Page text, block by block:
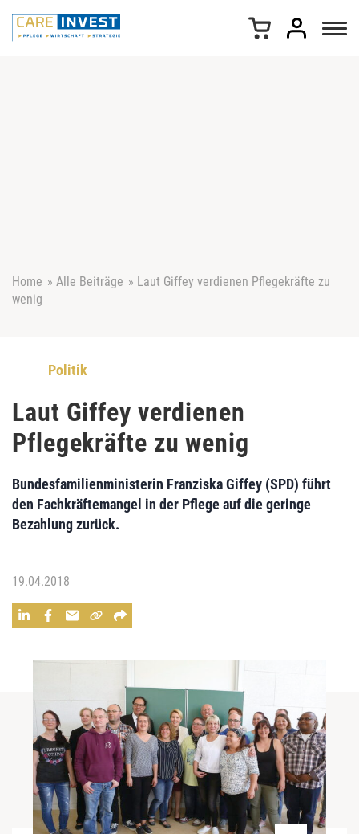
Home » Alle Beiträge » Laut Giffey verdienen Pflegekräfte zu
wenig
Politik
Laut Giffey verdienen
Pflegekräfte zu wenig
Bundesfamilienministerin Franziska Giffey (SPD) führt
den Fachkräftemangel in der Pflege auf die geringe
Bezahlung zurück.
19.04.2018